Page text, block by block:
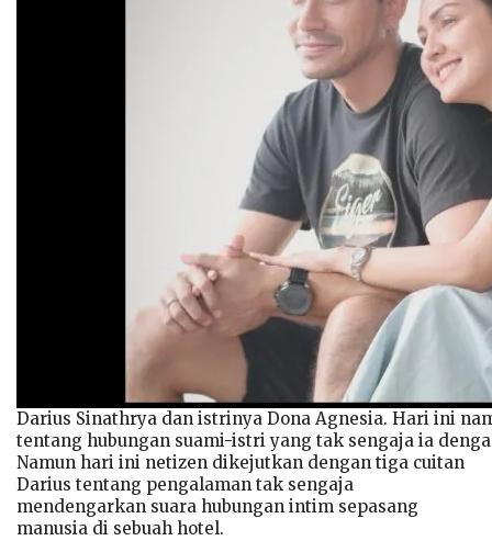
Darius Sinathrya dan istrinya Dona Agnesia. Hari ini
tentang hubungan suami-istri yang tak sengaja ia
Namun hari ini netizen dikejutkan dengan tiga cuitan
Darius tentang pengalaman tak sengaja
mendengarkan suara hubungan intim sepasang
manusia di sebuah hotel.